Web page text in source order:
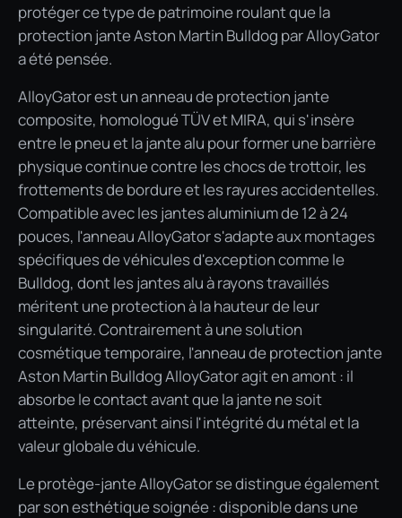
protéger ce type de patrimoine roulant que la
protection jante Aston Martin Bulldog par AlloyGator
a été pensée.
AlloyGator est un anneau de protection jante
composite, homologué TÜV et MIRA, qui s'insère
entre le pneu et la jante alu pour former une barrière
physique continue contre les chocs de trottoir, les
frottements de bordure et les rayures accidentelles.
Compatible avec les jantes aluminium de 12 à 24
pouces, l'anneau AlloyGator s'adapte aux montages
spécifiques de véhicules d'exception comme le
Bulldog, dont les jantes alu à rayons travaillés
méritent une protection à la hauteur de leur
singularité. Contrairement à une solution
cosmétique temporaire, l'anneau de protection jante
Aston Martin Bulldog AlloyGator agit en amont : il
absorbe le contact avant que la jante ne soit
atteinte, préservant ainsi l'intégrité du métal et la
valeur globale du véhicule.
Le protège-jante AlloyGator se distingue également
par son esthétique soignée : disponible dans une